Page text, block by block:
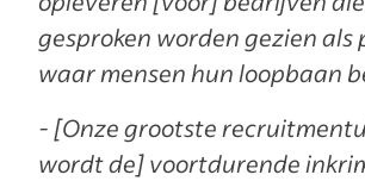
gesproken worden gezien als
waar mensen hun loopbaan
- [Onze grootste
wordt de] voortdurende